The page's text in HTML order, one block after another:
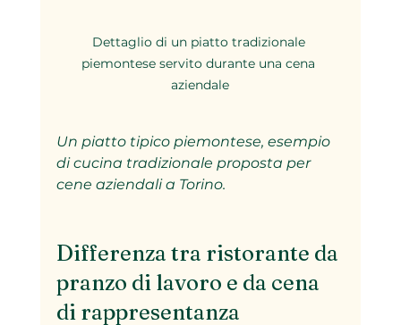
Dettaglio di un piatto tradizionale
piemontese servito durante una cena
aziendale
Un piatto tipico piemontese, esempio
di cucina tradizionale proposta per
cene aziendali a Torino.
Differenza tra ristorante da
pranzo di lavoro e da cena
di rappresentanza